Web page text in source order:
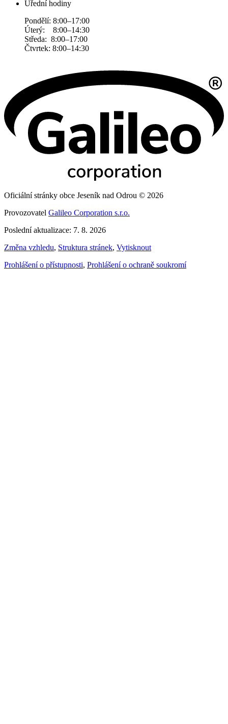
Úřední hodiny
Pondělí: 8:00–17:00
Úterý: 8:00–14:30
Středa: 8:00–17:00
Čtvrtek: 8:00–14:30
Oficiální stránky obce Jeseník nad Odrou © 2026
Provozovatel Galileo Corporation s.r.o.
Poslední aktualizace: 7. 8. 2026
Změna vzhledu, Struktura stránek, Vytisknout
Prohlášení o přístupnosti, Prohlášení o ochraně soukromí